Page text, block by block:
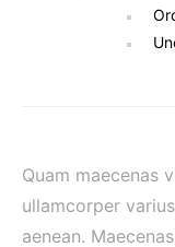
Quam maecenas
ullamcorper
aenean.